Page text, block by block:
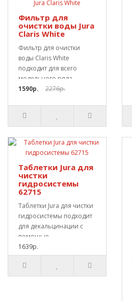
Фильтр для
очистки воды Jura
Claris White
Фильтр для очистки
воды Claris White
подходит для всего
модельного ряда
кофемашин Jura,
1590р. 2276р.
Таблетки Jura для
чистки
гидросистемы
62715
Таблетки Jura для чистки
гидросистемы подходит
для декальцинации с
помощью
специализированной
програ..
1639р.